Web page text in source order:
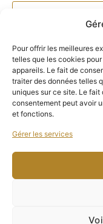
Pour offrir les meilleures
telles que les cookies
appareils. Le fait de
traiter des données telles
uniques sur ce site. Le
consentement peut avoir
et fonctions.
Gérer les services